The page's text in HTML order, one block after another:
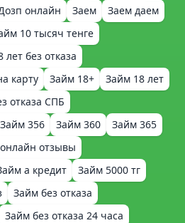
онлайн Заем
Заем даем
10 тысяч тенге
лет без отказа
карту
Займ 18+
Займ 18 лет
отказа СПБ
Займ 356 Займ 360
Займ 365
отзывы
а кредит
Займ 5000 тг
Займ без отказа
Займ без отказа 24 часа